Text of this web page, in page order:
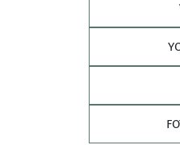
Mitglied werden
Newsletter abonnieren